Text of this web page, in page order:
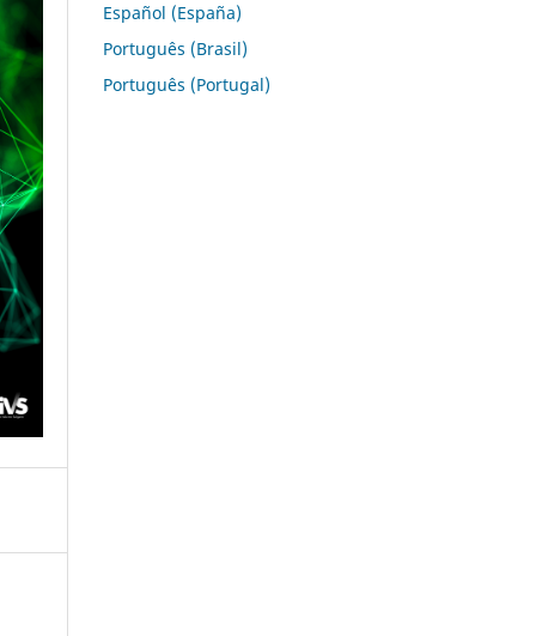
Español (España)
Português (Brasil)
Português (Portugal)